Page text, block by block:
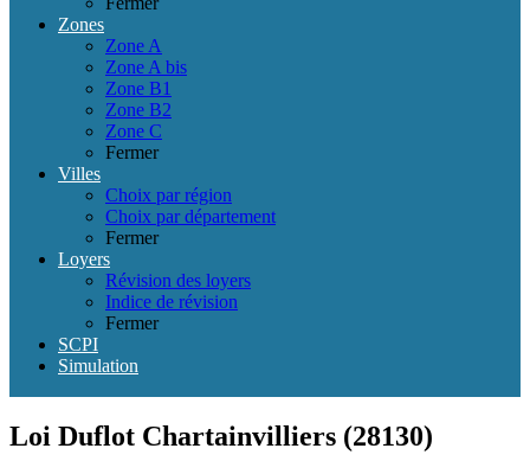
Zones
Zone A
Zone A bis
Zone B1
Zone B2
Zone C
Fermer
Villes
Choix par région
Choix par département
Fermer
Loyers
Révision des loyers
Indice de révision
Fermer
SCPI
Simulation
Loi Duflot Chartainvilliers (28130)